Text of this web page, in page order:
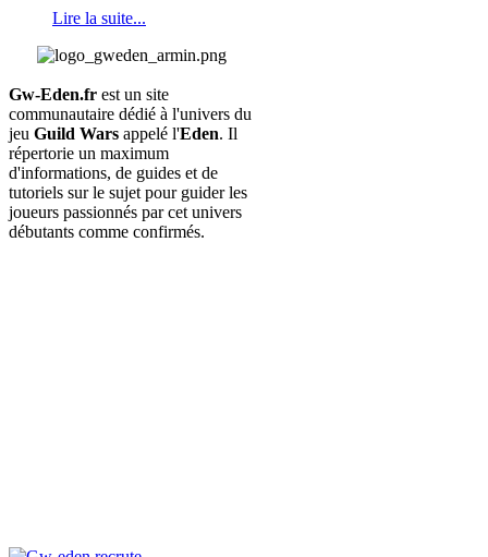
Lire la suite...
Gw-Eden.fr est un site
communautaire dédié à l'univers du
jeu Guild Wars appelé l'Eden. Il
répertorie un maximum
d'informations, de guides et de
tutoriels sur le sujet pour guider les
joueurs passionnés par cet univers
débutants comme confirmés.